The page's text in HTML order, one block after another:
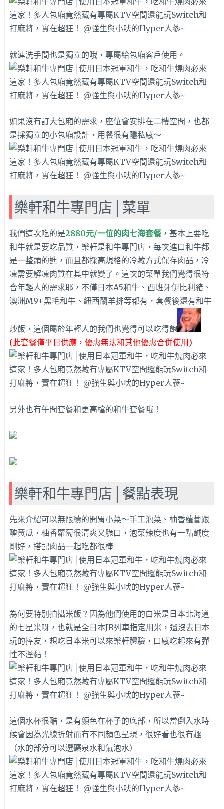
就連洗手間也是獨立的哦，專屬給包廂客戶使用。
如果沒有訂大包廂的需求，座位會安排在二樓空間，也都
是採獨立的小包廂設計，用餐很有隱私感～
樂軒和牛專門店│菜單
我們這次吃的是2880元/一位的肉七海套餐，基本上要吃
和牛就是要吃品質，樂軒是和牛專門店，每次進口和牛都
是一整頭的進，而且都採高規格的冷藏方式保存肉品，冷
凍需要解凍肉質在其中就變了。這次的菜單我們覺得很符
合年輕人的需求耶，不僅日本A5和牛、西班牙伊比利豬、
澳洲M9+黑毛和牛、紐西蘭羊排等都有，套餐後還有和牛
炒飯，這個屬於年輕人的我們也覺得可以吃得飽
(此套餐僅平日供應，優惠無法和其他優惠合併使用)
另外也有午間套餐和更高檔的和牛套餐哦！
樂軒和牛專門店│餐點表現
先來介紹可以無限續的開胃小菜～手工泡菜、柚香蘿蔔跟
醃黃瓜，柚香蘿蔔很清爽又脆口，泡菜辣度也有一點鹹度
剛好，搭配肉品一起吃都很棒
為何要特別拍攝米飯？因為他們使用的白米是日本北海道
的七星米呀，也就是全日本JR列車指定用米，還沒去日本
玩的捧友，想吃日本米可以來樂軒體驗，口感吃起來有彈
性不溼黏！
這個水杯很酷，是有顏色在杯子的底部，所以當倒入水時
候會因為光線折射而有不同顏色呈現，很好看也很有趣
（水的部分可以選礦泉水和氣泡水）